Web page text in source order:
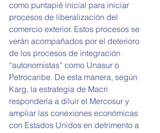
como puntapié inicial para iniciar
procesos de liberalización del
comercio exterior. Estos procesos se
verán acompañados por el deterioro
de los procesos de integración
“autonomistas” como Unasur o
Petrocaribe. De esta manera, según
Karg, la estrategia de Macri
respondería a diluir el Mercosur y
ampliar las conexiones económicas
con Estados Unidos en detrimento a